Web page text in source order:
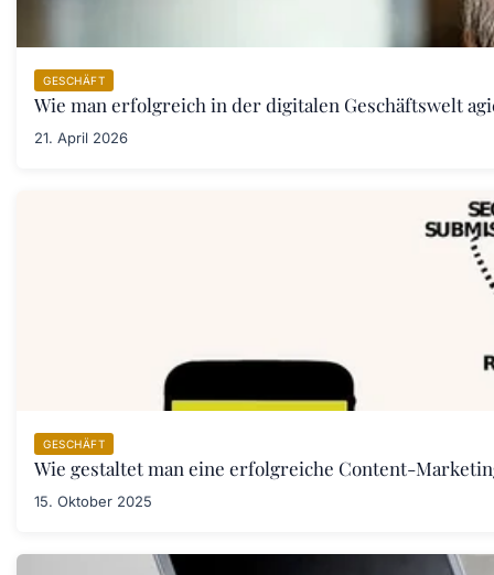
GESCHÄFT
Wie man erfolgreich in der digitalen Geschäftswelt
21. April 2026
GESCHÄFT
Wie gestaltet man eine erfolgreiche Content-
15. Oktober 2025